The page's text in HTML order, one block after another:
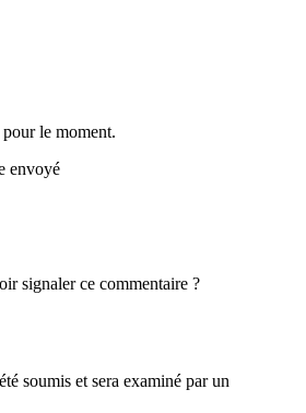
le moment.
envoyé
signaler ce commentaire ?
soumis et sera examiné par un